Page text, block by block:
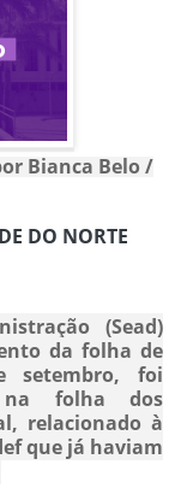
Bianca Belo /
DO NORTE
(Sead)
da folha de
setembro, foi
folha dos
relacionado à
que já haviam